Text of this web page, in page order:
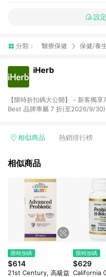
設
分類： 醫療保健 保健/養
iHerb
【限時折扣碼大公開】 - 新客獨
Best 品牌專屬 7 折(至2026/9/30)：DRB7Q3 1.
物頁面上提供的折扣碼，則不符合
碼或獎勵代碼 （會獲得獎勵金）
格。 4.符合贈點資格者，將於出
息通知。 5.點數將於廠商出貨後
送。 6.國際商家之商品金額及回
準。 7.國際商家之商品金額可能
需確認訂單回饋資格，僅提供訂
訂單連續下單 : 每一筆訂單皆需
完成一筆訂單的跳轉及結帳後，
相似商品 熱銷排行榜
相似商品
限時加碼
$614
21st Century, 高級益
限時加碼
$629
California